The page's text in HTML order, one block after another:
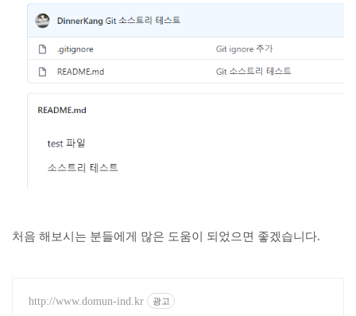
처음 해보시는 분들에게 많은 도움이 되었으면 좋겠습니다.
http://www.domun-ind.kr 광고